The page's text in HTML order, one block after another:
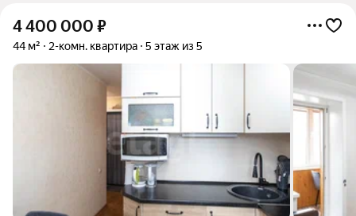
4 400 000 ₽
44 м² 2-комн. квартира 5 этаж из 5